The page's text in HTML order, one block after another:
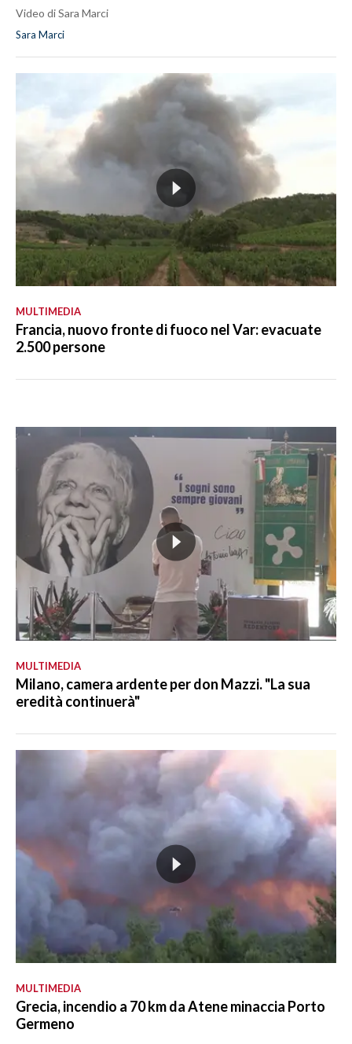
Video di Sara Marci
Sara Marci
MULTIMEDIA
Francia, nuovo fronte di fuoco nel Var: evacuate
2.500 persone
MULTIMEDIA
Milano, camera ardente per don Mazzi. "La sua
eredità continuerà"
MULTIMEDIA
Grecia, incendio a 70 km da Atene minaccia Porto
Germeno